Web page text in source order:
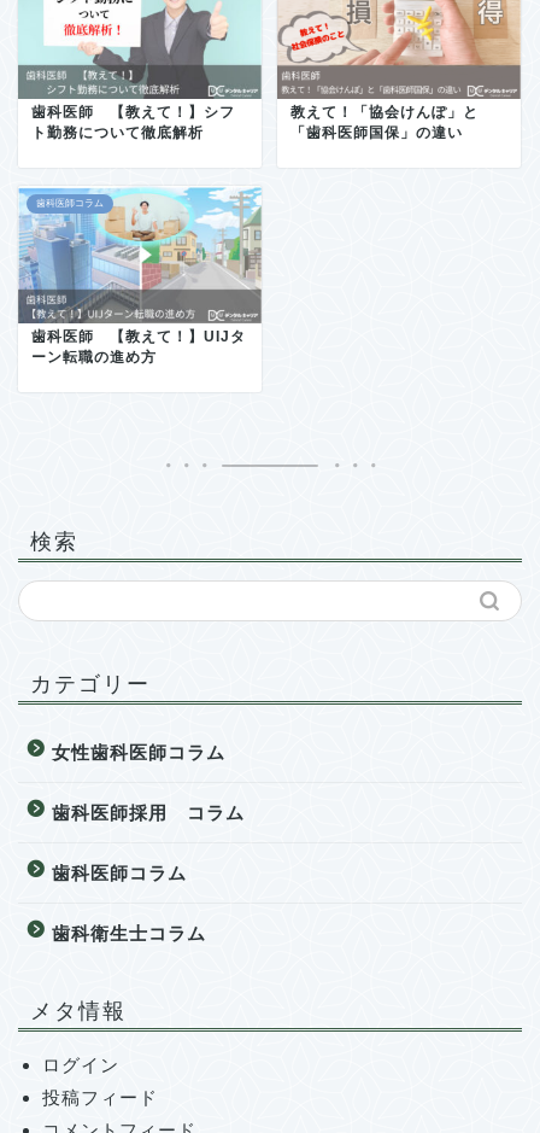
歯科医師 【教えて！】シフ
ト勤務について徹底解析
教えて！「協会けんぽ」と
「歯科医師国保」の違い
歯科医師コラム
歯科医師 【教えて！】UIJタ
ーン転職の進め方
検索
カテゴリー
女性歯科医師コラム
歯科医師採用 コラム
歯科医師コラム
歯科衛生士コラム
メタ情報
ログイン
投稿フィード